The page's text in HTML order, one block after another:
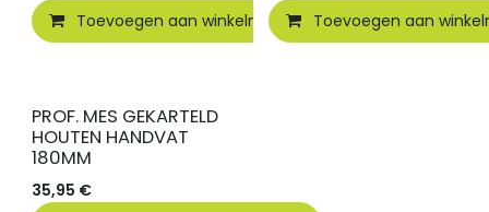
Toevoegen aan winkelmandje Toevoegen aan
PROF. MES GEKARTELD
HOUTEN HANDVAT
180MM
35,95 €